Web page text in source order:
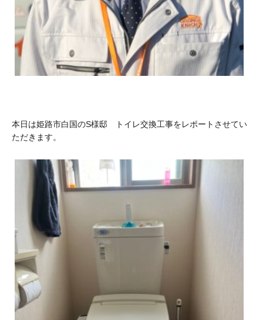
本日は姫路市白国のS様邸 トイレ交換工事をレポートさせてい
ただきます。